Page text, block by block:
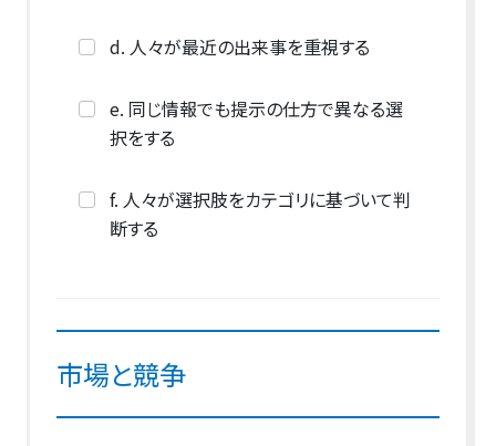
d. 人々が最近の出来事を重視する
e. 同じ情報でも提示の仕方で異なる選
択をする
f. 人々が選択肢をカテゴリに基づいて判
断する
市場と競争